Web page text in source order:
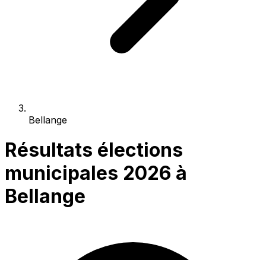
Bellange
Résultats élections
municipales 2026 à
Bellange